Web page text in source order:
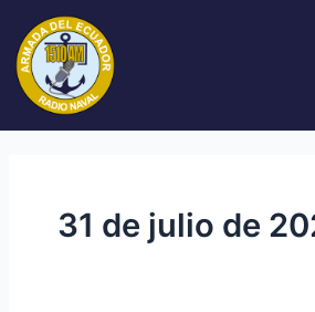
contenido
31 de julio de